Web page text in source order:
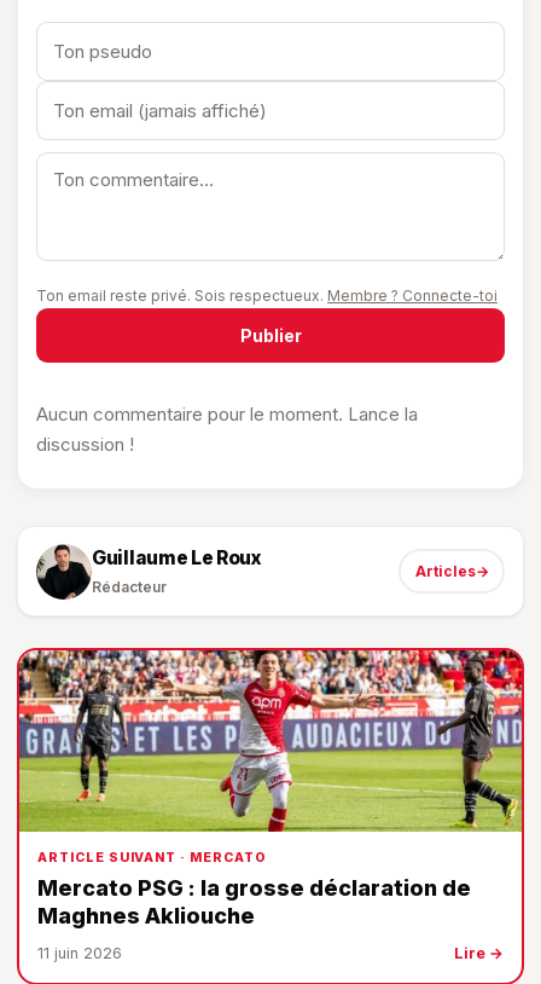
Ton email reste privé. Sois respectueux. Membre ? Connecte-toi
Publier
Aucun commentaire pour le moment. Lance la
discussion !
Guillaume Le Roux
Rédacteur
Articles→
ARTICLE SUIVANT · MERCATO
Mercato PSG : la grosse déclaration de
Maghnes Akliouche
11 juin 2026 Lire →